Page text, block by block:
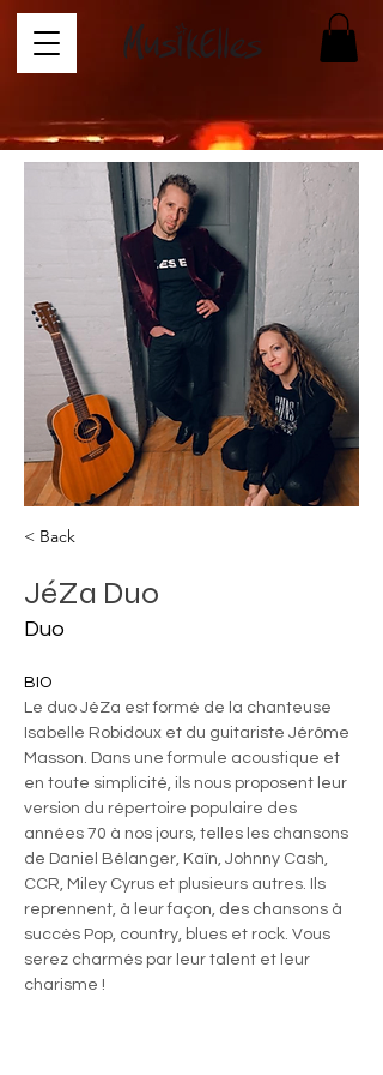
< Back
JéZa Duo
Duo
BIO
Le duo JéZa est formé de la chanteuse
Isabelle Robidoux et du guitariste Jérôme
Masson. Dans une formule acoustique et
en toute simplicité, ils nous proposent leur
version du répertoire populaire des
années 70 à nos jours, telles les chansons
de Daniel Bélanger, Kaïn, Johnny Cash,
CCR, Miley Cyrus et plusieurs autres. Ils
reprennent, à leur façon, des chansons à
succès Pop, country, blues et rock. Vous
serez charmés par leur talent et leur
charisme !